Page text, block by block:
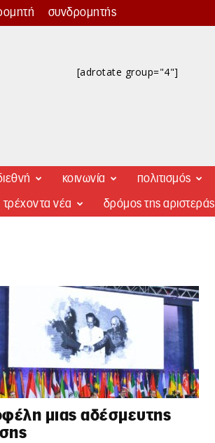
συνδρομητής
[adrotate group="4"]
κοινωνία πολιτισμός
τρέχοντα νέα δρόμος της αριστεράς
μιας αδέσμευτης